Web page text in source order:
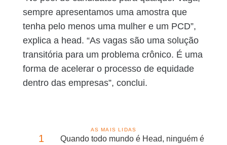
sempre apresentamos uma amostra que
tenha pelo menos uma mulher e um PCD”,
explica a head. “As vagas são uma solução
transitória para um problema crônico. É uma
forma de acelerar o processo de equidade
dentro das empresas”, conclui.
AS MAIS LIDAS
1 Quando todo mundo é Head, ninguém é